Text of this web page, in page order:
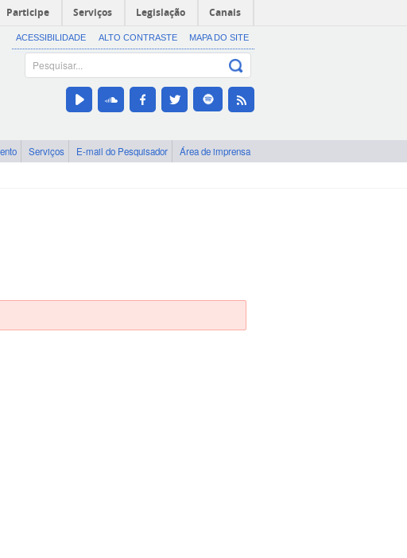
Participe Serviços Legislação Canais
ACESSIBILIDADE ALTO CONTRASTE MAPA DO SITE
Serviços E-mail do Pesquisador Área de imprensa